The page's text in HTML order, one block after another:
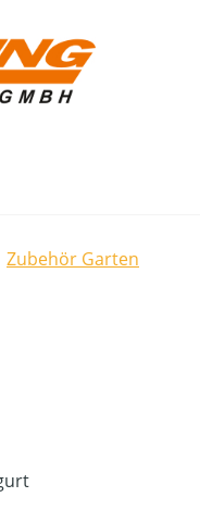
Zubehör Garten